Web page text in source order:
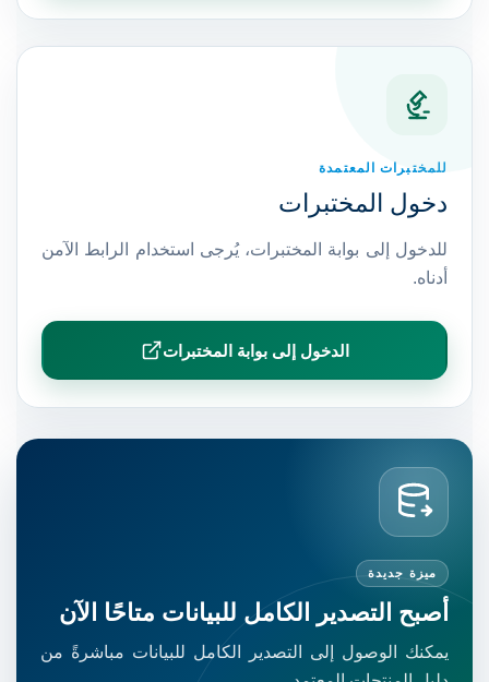
للمختبرات المعتمدة
دخول المختبرات
للدخول إلى بوابة المختبرات، يُرجى استخدام الرابط الآمن
الدخول إلى بوابة المختبرات
ميزة جديدة
أصبح التصدير الكامل للبيانات متاحًا الآن
يمكنك الوصول إلى التصدير الكامل للبيانات مباشرةً من